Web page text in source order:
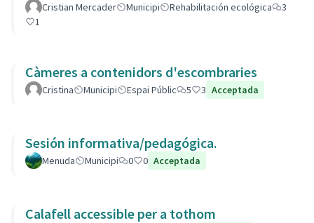
Cristian Mercader Municipi Rehabilitación ecológica
3
1
Càmeres a contenidors d'escombraries
Cristina Municipi Espai Públic 5 3 Acceptada
Sesión informativa/pedagógica.
Menuda Municipi 0 0 Acceptada
Calafell accessible per a tothom